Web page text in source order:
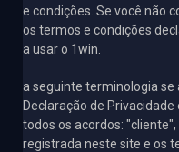
e condições. Se você não
os termos e condições
a usar o 1win.
a seguinte terminologia se
Declaração de
todos os acordos:
registrada neste site e os